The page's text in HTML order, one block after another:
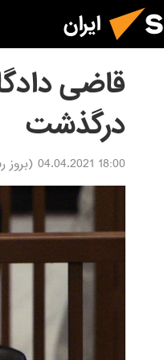
ایران
قاضی
درگذشت
18:00 04.04.2021 (بروز